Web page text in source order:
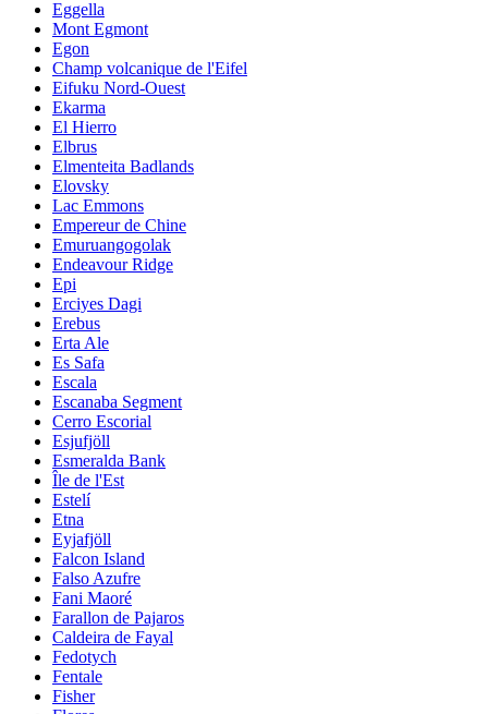
Eggella
Mont Egmont
Egon
Champ volcanique de l'Eifel
Eifuku Nord-Ouest
Ekarma
El Hierro
Elbrus
Elmenteita Badlands
Elovsky
Lac Emmons
Empereur de Chine
Emuruangogolak
Endeavour Ridge
Epi
Erciyes Dagi
Erebus
Erta Ale
Es Safa
Escala
Escanaba Segment
Cerro Escorial
Esjufjöll
Esmeralda Bank
Île de l'Est
Estelí
Etna
Eyjafjöll
Falcon Island
Falso Azufre
Fani Maoré
Farallon de Pajaros
Caldeira de Fayal
Fedotych
Fentale
Fisher